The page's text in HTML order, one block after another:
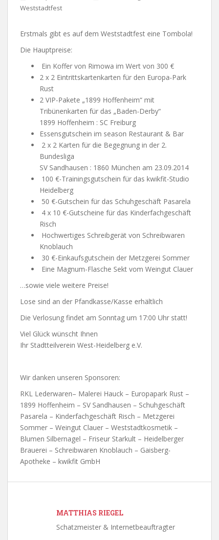
Weststadtfest
Erstmals gibt es auf dem Weststadtfest eine Tombola!
Die Hauptpreise:
Ein Koffer von Rimowa im Wert von 300 €
2 x 2 Eintrittskartenkarten für den Europa-Park
Rust
2 VIP-Pakete „1899 Hoffenheim“ mit
Tribünenkarten für das „Baden-Derby“
1899 Hoffenheim : SC Freiburg
Essensgutschein im season Restaurant & Bar
2 x 2 Karten für die Begegnung in der 2.
Bundesliga
SV Sandhausen : 1860 München am 23.09.2014
100 €-Trainingsgutschein für das kwikfit-Studio
Heidelberg
50 €-Gutschein für das Schuhgeschäft Pasarela
4 x 10 €-Gutscheine für das Kinderfachgeschäft
Risch
Hochwertiges Schreibgerät von Schreibwaren
Knoblauch
30 €-Einkaufsgutschein der Metzgerei Sommer
Eine Magnum-Flasche Sekt vom Weingut Clauer
…sowie viele weitere Preise!
Lose sind an der Pfandkasse/Kasse erhältlich
Die Verlosung findet am Sonntag um 17:00 Uhr statt!
Viel Glück wünscht Ihnen
Ihr Stadtteilverein West-Heidelberg e.V.
Wir danken unseren Sponsoren:
RKL Lederwaren– Malerei Hauck – Europapark Rust –
1899 Hoffenheim – SV Sandhausen – Schuhgeschäft
Pasarela – Kinderfachgeschäft Risch – Metzgerei
Sommer – Weingut Clauer – Weststadtkosmetik –
Blumen Silbernagel – Friseur Starkult – Heidelberger
Brauerei – Schreibwaren Knoblauch – Gaisberg-
Apotheke – kwikfit GmbH
MATTHIAS RIEGEL
Schatzmeister & Internetbeauftragter